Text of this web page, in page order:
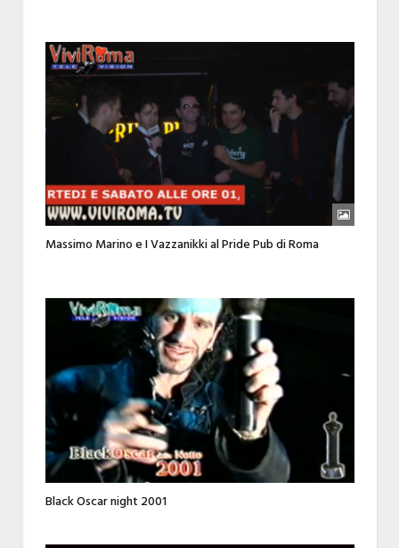
Massimo Marino e I Vazzanikki al Pride Pub di Roma
Black Oscar night 2001